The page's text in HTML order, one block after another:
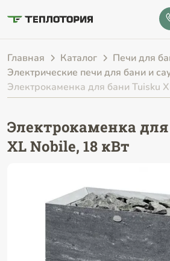
Главная Каталог
Печи для
Электрические печи для бани и
Электрокаменка для бани Tuisku
Электрокаменка
XL Nobile, 18 кВт